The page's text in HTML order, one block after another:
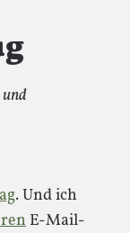
und
. Und ich
E-Mail-